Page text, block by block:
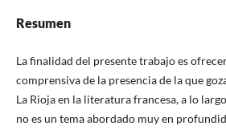
Resumen
La finalidad del presente trabajo es
comprensiva de la presencia de la que
La Rioja en la literatura francesa, a lo
no es un tema abordado muy en